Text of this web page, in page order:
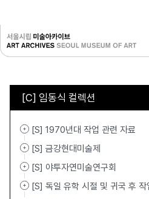
[C] 임동식 컬렉션
[S] 1970년대 작업 관련 자료
[S] 금강현대미술제
[S] 야투자연미술연구회
[S] 독일 유학 시절 및 귀국 후 작